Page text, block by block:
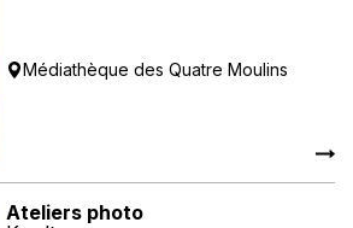
Médiathèque des Quatre Moulins
Ateliers photo